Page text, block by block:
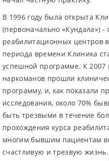
В 1996 году была открыта
(первоначально «Кундала»)
реабилитационных центров
периода времени Клиника
успешной программе. К 2007
наркоманов прошли
программу, и, как показали
исследования, около 70%
быть трезвыми в течение
прохождения курса
многим бывшим пациентам
счастливую и трезвую